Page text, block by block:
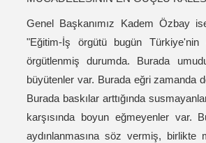
Genel Başkanımız Kadem Özbay
"Eğitim-İş örgütü bugün Türkiye'nin
örgütlenmiş durumda. Burada
büyütenler var. Burada eğri zamanda
Burada baskılar arttığında
karşısında boyun eğmeyenler var.
aydınlanmasına söz vermiş, birlikte